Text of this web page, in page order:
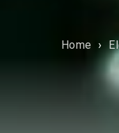
Home ›